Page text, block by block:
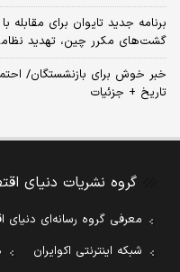
برنامه جدید تایوان برای مقابله
گشت‌های مکرر چین، تهدید
خبر خوش برای بازنشستگان/
تاریخ + جزئیات
گروه نشریات دنیای
معرفی گروه رسانه‌ای دنیای
شبکه اینترنتی اکوایران